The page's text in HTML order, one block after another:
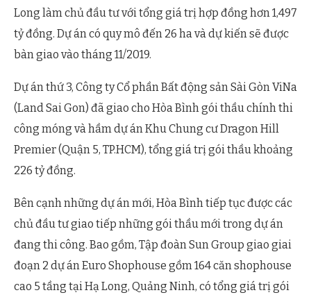
Long làm chủ đầu tư với tổng giá trị hợp đồng hơn 1,497
tỷ đồng. Dự án có quy mô đến 26 ha và dự kiến sẽ được
bàn giao vào tháng 11/2019.
Dự án thứ 3, Công ty Cổ phần Bất động sản Sài Gòn ViNa
(Land Sai Gon) đã giao cho Hòa Bình gói thầu chính thi
công móng và hầm dự án Khu Chung cư Dragon Hill
Premier (Quận 5, TP.HCM), tổng giá trị gói thầu khoảng
226 tỷ đồng.
Bên cạnh những dự án mới, Hòa Bình tiếp tục được các
chủ đầu tư giao tiếp những gói thầu mới trong dự án
đang thi công. Bao gồm, Tập đoàn Sun Group giao giai
đoạn 2 dự án Euro Shophouse gồm 164 căn shophouse
cao 5 tầng tại Hạ Long, Quảng Ninh, có tổng giá trị gói